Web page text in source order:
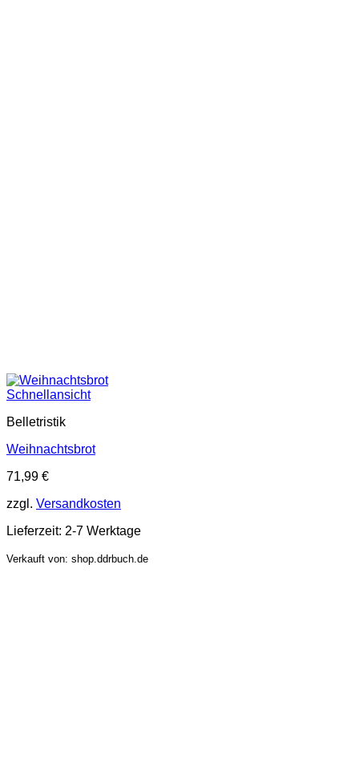
Schnellansicht
Belletristik
Weihnachtsbrot
71,99 €
zzgl. Versandkosten
Lieferzeit: 2-7 Werktage
Verkauft von: shop.ddrbuch.de